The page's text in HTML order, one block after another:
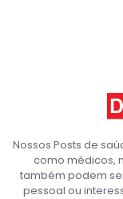
Nossos Posts de
como médicos,
também podem
pessoal ou